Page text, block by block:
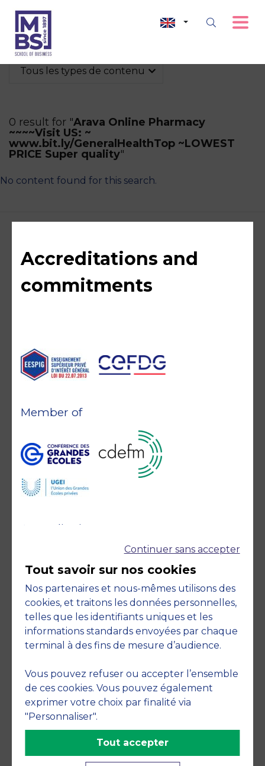
Tous les types de contenu
0 result for "Arava Online Pharmacy
~~~~Visit US: ~
www.bit.ly/GeneralHealthTop ~LOWEST
PRICE Super quality"
No content found for this search.
Accreditations and
commitments
Accreditations
Member of
Engagements
Continuer sans accepter
Tout savoir sur nos cookies
Nos partenaires et nous-mêmes utilisons des
cookies, et traitons les données personnelles,
telles que les identifiants uniques et les
informations standards envoyées par chaque
terminal à des fins de mesure d’audience.
Vous pouvez refuser ou accepter l’ensemble
de ces cookies. Vous pouvez également
exprimer votre choix par finalité via
"Personnaliser".
Tout accepter